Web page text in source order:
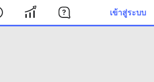
เข้าสู่ระบบ